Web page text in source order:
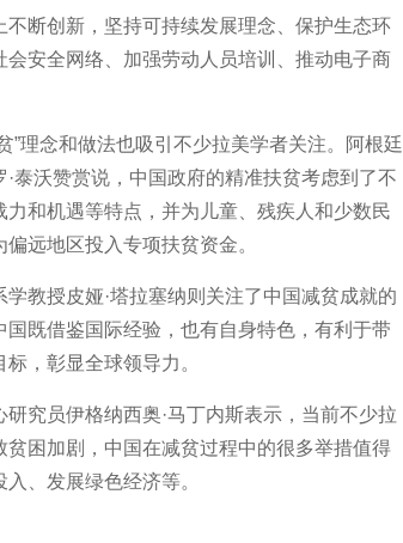
断创新，坚持可持续发展理念、保护生态环
安全网络、加强劳动人员培训、推动电子商
念和做法也吸引不少拉美学者关注。阿根廷
泰沃赞赏说，中国政府的精准扶贫考虑到了不
和机遇等特点，并为儿童、残疾人和少数民
远地区投入专项扶贫资金。
授皮娅·塔拉塞纳则关注了中国减贫成就的
既借鉴国际经验，也有自身特色，有利于带
，彰显全球领导力。
员伊格纳西奥·马丁内斯表示，当前不少拉
困加剧，中国在减贫过程中的很多举措值得
、发展绿色经济等。